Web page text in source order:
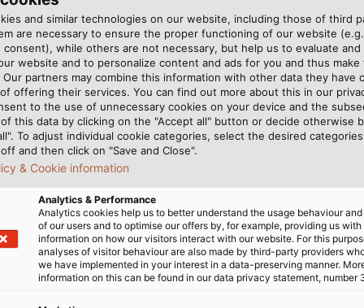
kabelløsninger til anvendelser uden ekstreme
eller enkeltlederkabler. For eksempel
skærmede og uskærmede. Desuden er hele
vores ROBOFLEX- og ROBOFLEX-recycle-serier.
De er f.eks. velegnede til brug i cobots (
and similar technologies on our website, including those of third
are necessary to ensure the proper functioning of our website
consent), while others are not necessary, but help us to evaluate and
website and to personalize content and ads for you and thus make
partners may combine this information with other data they have
offering their services. You can find out more about this in our
to the use of unnecessary cookies on your device and the
this data by clicking on the "Accept all" button or decide otherwise
To adjust individual cookie categories, select the desired
and then click on "Save and Close".
& Cookie information
Analytics & Performance
Analytics cookies help us to better understand the usage behaviour
of our users and to optimise our offers by, for example, providing us with
information on how our visitors interact with our website. For this
analyses of visitor behaviour are also made by third-party providers
we have implemented in your interest in a data-preserving manner.
information on this can be found in our data privacy statement, number